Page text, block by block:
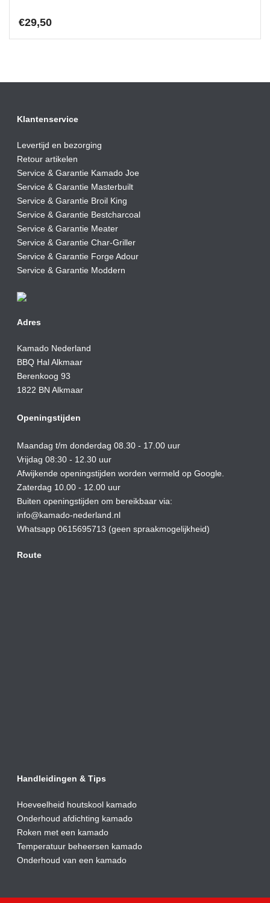
€29,50
Klantenservice
Levertijd en bezorging
Retour artikelen
Service & Garantie Kamado Joe
Service & Garantie Masterbuilt
Service & Garantie Broil King
Service & Garantie Bestcharcoal
Service & Garantie Meater
Service & Garantie Char-Griller
Service & Garantie Forge Adour
Service & Garantie Moddern
Adres
Kamado Nederland
BBQ Hal Alkmaar
Berenkoog 93
1822 BN Alkmaar
Openingstijden
Maandag t/m donderdag 08.30 - 17.00 uur
Vrijdag 08:30 - 12.30 uur
Afwijkende openingstijden worden vermeld op Google.
Zaterdag 10.00 - 12.00 uur
Buiten openingstijden om bereikbaar via:
info@kamado-nederland.nl
Whatsapp 0615695713 (geen spraakmogelijkheid)
Route
Handleidingen & Tips
Hoeveelheid houtskool kamado
Onderhoud afdichting kamado
Roken met een kamado
Temperatuur beheersen kamado
Onderhoud van een kamado